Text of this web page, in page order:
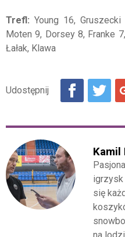
Trefl: Young 16,
Moten 9, Dorsey 8, Franke
Łałak, Klawa
Kamil
igrzysk
się
na